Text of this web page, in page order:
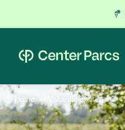
Home Vakantie april